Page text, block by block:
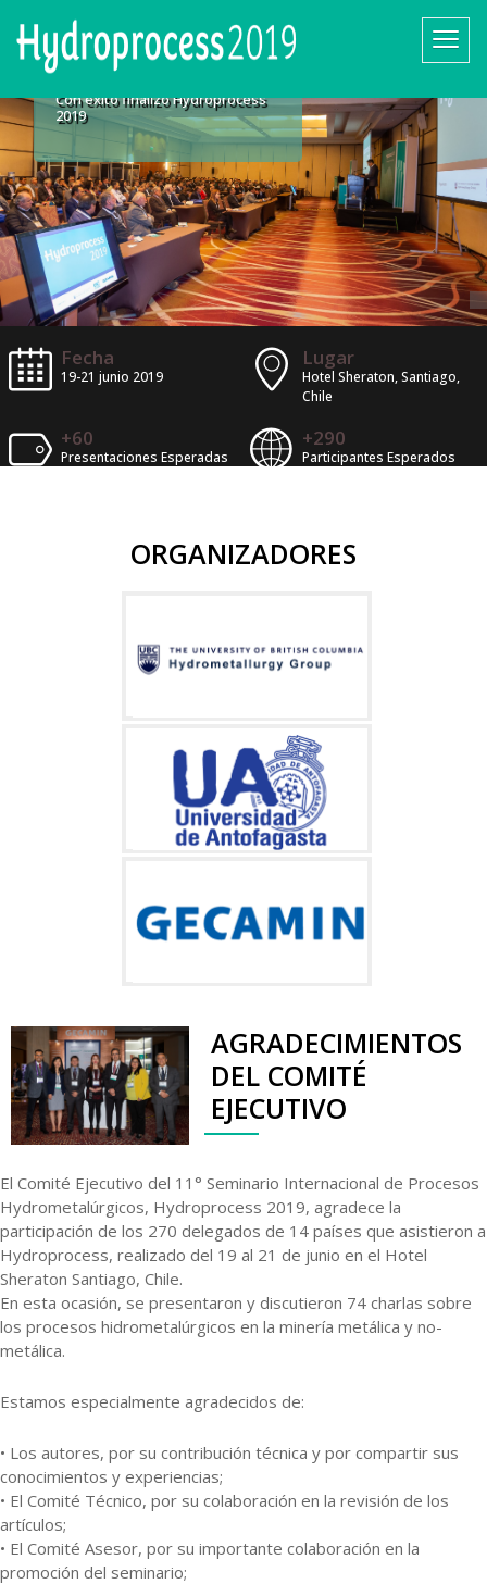
Fecha
19-21 junio 2019
Lugar
Hotel Sheraton, Santiago,
Chile
+60
Presentaciones Esperadas
+290
Participantes Esperados
Con éxito finalizó Hydroprocess
2019
ORGANIZADORES
AGRADECIMIENTOS
DEL COMITÉ
EJECUTIVO
El Comité Ejecutivo del 11° Seminario Internacional de Procesos
Hydrometalúrgicos, Hydroprocess 2019, agradece la
participación de los 270 delegados de 14 países que asistieron a
Hydroprocess, realizado del 19 al 21 de junio en el Hotel
Sheraton Santiago, Chile.
En esta ocasión, se presentaron y discutieron 74 charlas sobre
los procesos hidrometalúrgicos en la minería metálica y no-
metálica.
Estamos especialmente agradecidos de:
• Los autores, por su contribución técnica y por compartir sus
conocimientos y experiencias;
• El Comité Técnico, por su colaboración en la revisión de los
artículos;
• El Comité Asesor, por su importante colaboración en la
promoción del seminario;